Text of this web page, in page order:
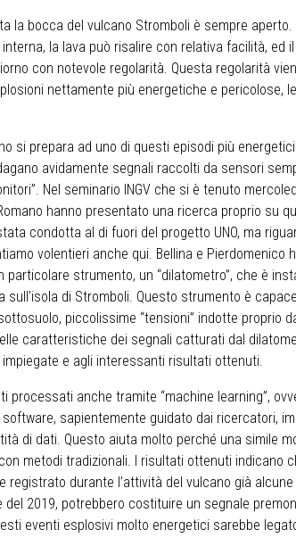
la bocca del vulcano Stromboli è sempre
la lava può risalire con relativa facilità, ed
con notevole regolarità. Questa regolarità
nettamente più energetiche e pericolose,
si prepara ad uno di questi episodi più
avidamente segnali raccolti da sensori
Nel seminario INGV che si è tenuto
hanno presentato una ricerca proprio su
condotta al di fuori del progetto UNO, ma
volentieri anche qui. Bellina e Pierdomenico
particolare strumento, un “dilatometro”, che è
sull’isola di Stromboli. Questo strumento è
piccolissime “tensioni” indotte proprio
caratteristiche dei segnali catturati dal
e agli interessanti risultati ottenuti.
processati anche tramite “machine learning”,
sapientemente guidato dai ricercatori,
di dati. Questo aiuta molto perché una simile
metodi tradizionali. I risultati ottenuti indicano
registrato durante l’attività del vulcano già
2019, potrebbero costituire un segnale
eventi esplosivi molto energetici sarebbe